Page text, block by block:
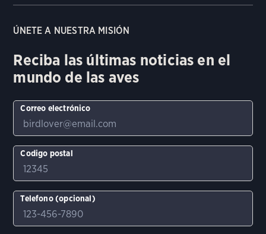
ÚNETE A NUESTRA MISIÓN
Reciba las últimas noticias en el
mundo de las aves
Correo electrónico
Codigo postal
Telefono (opcional)